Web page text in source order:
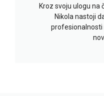
Kroz svoju ulogu na
Nikola nastoji
profesionalnosti